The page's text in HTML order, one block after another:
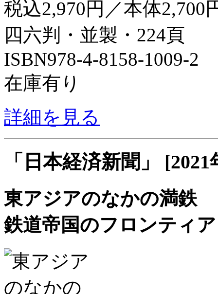
税込2,970円／本体2,700
四六判・並製・224頁
ISBN978-4-8158-1009-2
在庫有り
詳細を見る
「日本経済新聞」
東アジアのなかの満鉄
鉄道帝国のフロンティア